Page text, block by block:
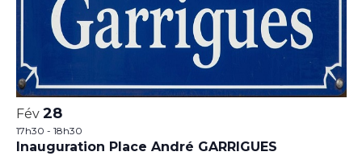
Fév 28
17h30 - 18h30
Inauguration Place André GARRIGUES